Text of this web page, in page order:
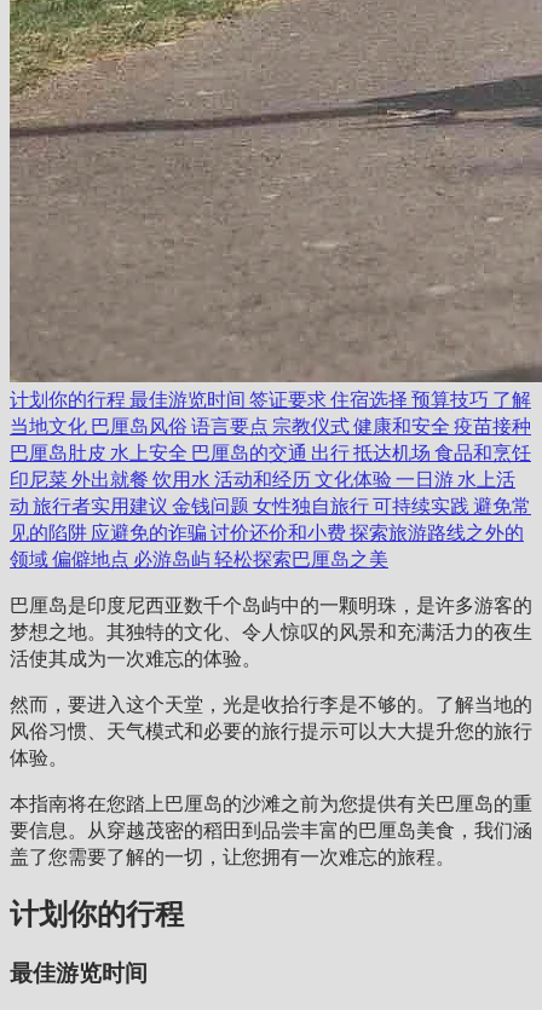
计划你的行程 最佳游览时间 签证要求住宿选择 预算技巧 了解
当地文化 巴厘岛风俗 语言要点 宗教仪式健康和安全 疫苗接种
巴厘岛肚皮 水上安全 巴厘岛的交通 出行抵达机场 食品和烹饪
印尼菜外出就餐 饮用水 活动和经历文化体验 一日游 水上活
动 旅行者实用建议 金钱问题 女性独自旅行可持续实践 避免常
见的陷阱 应避免的诈骗 讨价还价和小费探索旅游路线之外的
领域偏僻地点 必游岛屿轻松探索巴厘岛之美
巴厘岛是印度尼西亚数千个岛屿中的一颗明珠，是许多游客的
梦想之地。其独特的文化、令人惊叹的风景和充满活力的夜生
活使其成为一次难忘的体验。
然而，要进入这个天堂，光是收拾行李是不够的。了解当地的
风俗习惯、天气模式和必要的旅行提示可以大大提升您的旅行
体验。
本指南将在您踏上巴厘岛的沙滩之前为您提供有关巴厘岛的重
要信息。从穿越茂密的稻田到品尝丰富的巴厘岛美食，我们涵
盖了您需要了解的一切，让您拥有一次难忘的旅程。
计划你的行程
最佳游览时间